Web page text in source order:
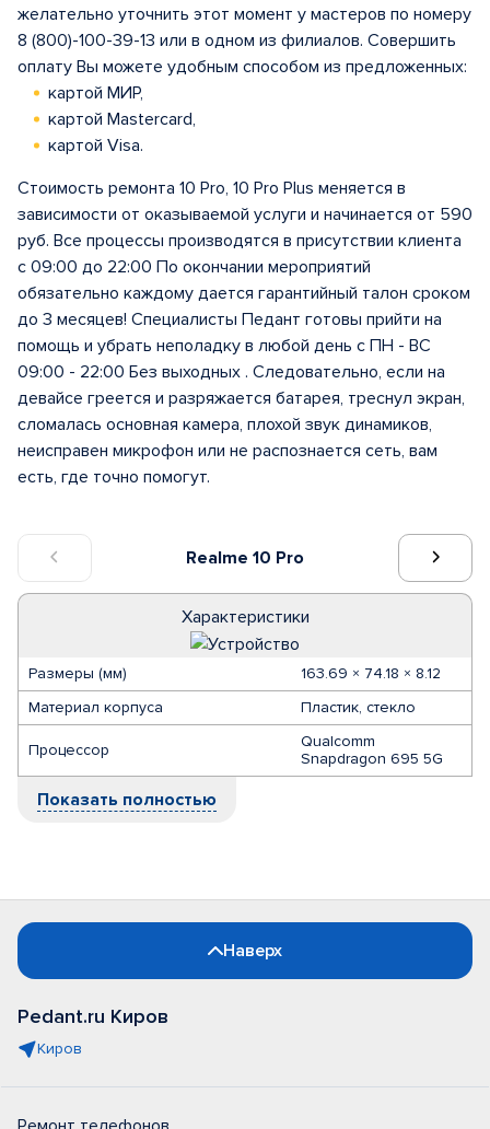
Realme 10 Pro
Характеристики
Размеры (мм)
163.69 × 74.18 × 8.12
Материал корпуса
Пластик, стекло
Процессор
Qualcomm
Snapdragon 695 5G
Показать полностью
желательно уточнить этот момент у мастеров по номеру
8 (800)-100-39-13 или в одном из филиалов. Совершить
оплату Вы можете удобным способом из предложенных:
картой МИР,
картой Mastercard,
картой Visa.
Стоимость ремонта 10 Pro, 10 Pro Plus меняется в
зависимости от оказываемой услуги и начинается от 590
руб. Все процессы производятся в присутствии клиента
с 09:00 до 22:00 По окончании мероприятий
обязательно каждому дается гарантийный талон сроком
до 3 месяцев! Специалисты Педант готовы прийти на
помощь и убрать неполадку в любой день с ПН - ВС
09:00 - 22:00 Без выходных . Следовательно, если на
девайсе греется и разряжается батарея, треснул экран,
сломалась основная камера, плохой звук динамиков,
неисправен микрофон или не распознается сеть, вам
есть, где точно помогут.
Наверх
Pedant.ru Киров
Киров